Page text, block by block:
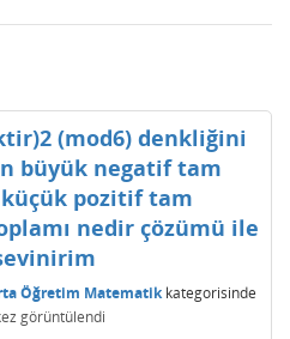
(mod6) denkliğini
büyük negatif tam
küçük pozitif tam
nedir çözümü ile
Öğretim Matematikkategorisinde
görüntülendi